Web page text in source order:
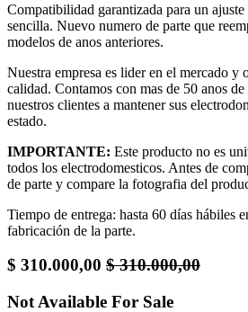
Compatibilidad garantizada para un
sencilla. Nuevo numero de parte que
modelos de anos anteriores.
Nuestra empresa es lider en el mercado y
calidad. Contamos con mas de 50 anos
nuestros clientes a mantener sus
estado.
IMPORTANTE: Este producto no es
todos los electrodomesticos. Antes de
de parte y compare la fotografia del
Tiempo de entrega: hasta 60 días hábiles
fabricación de la parte.
$ 310.000,00 $310.000,00
Not Available For Sale